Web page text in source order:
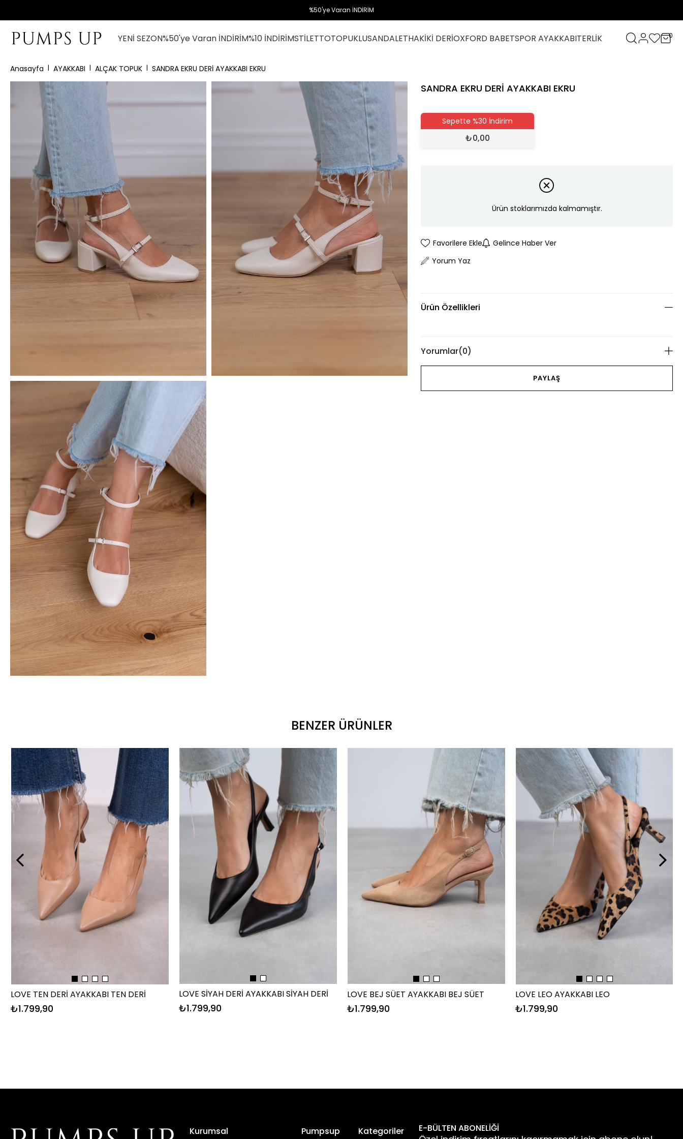
%50'ye Varan İNDİRİM
YENİ SEZON%50'ye Varan İNDİRİM%10 İNDİRİMSTİLETTOTOPUKLUSANDALETHAKİKİ DERİOXFORD BABETSPOR AYAKKABITERLİK 0
Anasayfa AYAKKABI ALÇAK TOPUK SANDRA EKRU DERİ AYAKKABI EKRU
SANDRA EKRU DERİ AYAKKABI EKRU
Sepette %30 İndirim
₺0,00
Ürün stoklarımızda kalmamıştır.
Favorilere Ekle
Gelince Haber Ver
Yorum Yaz
Ürün Özellikleri
Yorumlar(0)
PAYLAŞ
BENZER ÜRÜNLER
LOVE TEN DERİ AYAKKABI TEN DERİ
₺1.799,90
LOVE SİYAH DERİ AYAKKABI SİYAH DERİ
₺1.799,90
LOVE BEJ SÜET AYAKKABI BEJ SÜET
₺1.799,90
LOVE LEO AYAKKABI LEO
₺1.799,90
Kurumsal Pumpsup Kategoriler E-BÜLTEN ABONELİĞİ